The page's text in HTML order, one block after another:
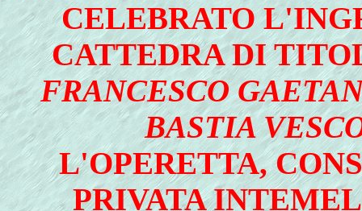
CELEBRATO
CATTEDRA DI
FRANCESCO
BASTIA
L'OPERETTA,
PRIVATA